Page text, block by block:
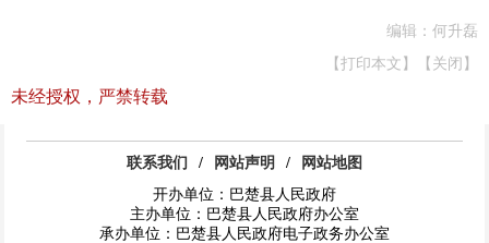
编辑：何升磊
【打印本文】
【关闭】
未经授权，严禁转载
联系我们 / 网站声明 /
网站地图
开办单位：巴楚县人民政府
主办单位：巴楚县人民政府办公室
承办单位：巴楚县人民政府电子政务办公室